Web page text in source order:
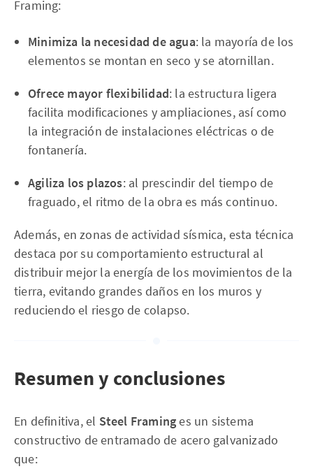
Framing:
Minimiza la necesidad de agua: la mayoría de los
elementos se montan en seco y se atornillan.
Ofrece mayor flexibilidad: la estructura ligera
facilita modificaciones y ampliaciones, así como
la integración de instalaciones eléctricas o de
fontanería.
Agiliza los plazos: al prescindir del tiempo de
fraguado, el ritmo de la obra es más continuo.
Además, en zonas de actividad sísmica, esta técnica
destaca por su comportamiento estructural al
distribuir mejor la energía de los movimientos de la
tierra, evitando grandes daños en los muros y
reduciendo el riesgo de colapso.
Resumen y conclusiones
En definitiva, el Steel Framinges un sistema
constructivo de entramado de acero galvanizado
que: